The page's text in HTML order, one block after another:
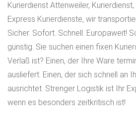
Kurierdienst Attenweiler,
Express Kurierdienste, wir
Sicher. Sofort. Schnell. Europaweit!
günstig. Sie suchen einen fixen
Verlaß ist? Einen, der Ihre Ware
ausliefert. Einen, der sich schnell an
ausrichtet. Strenger Logistik ist Ihr
wenn es besonders zeitkritisch ist!